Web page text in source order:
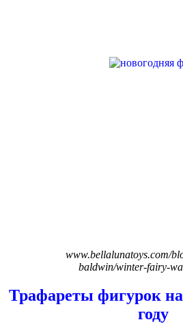
www.bellalunatoys.com/
baldwin/winter-fairy-
Трафареты фигурок
году